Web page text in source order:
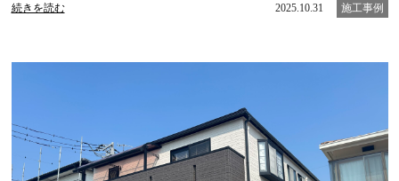
続きを読む 2025.10.31 施工事例